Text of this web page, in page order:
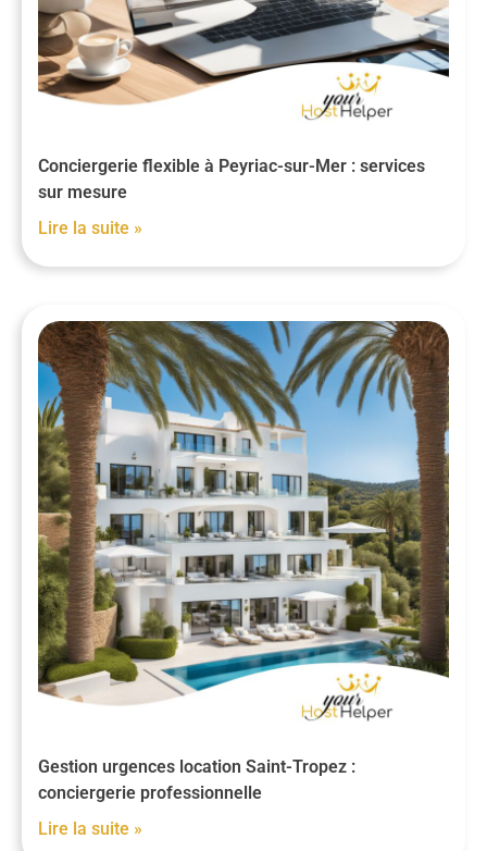
Conciergerie flexible à Peyriac-sur-Mer : services
sur mesure
Lire la suite »
Gestion urgences location Saint-Tropez :
conciergerie professionnelle
Lire la suite »